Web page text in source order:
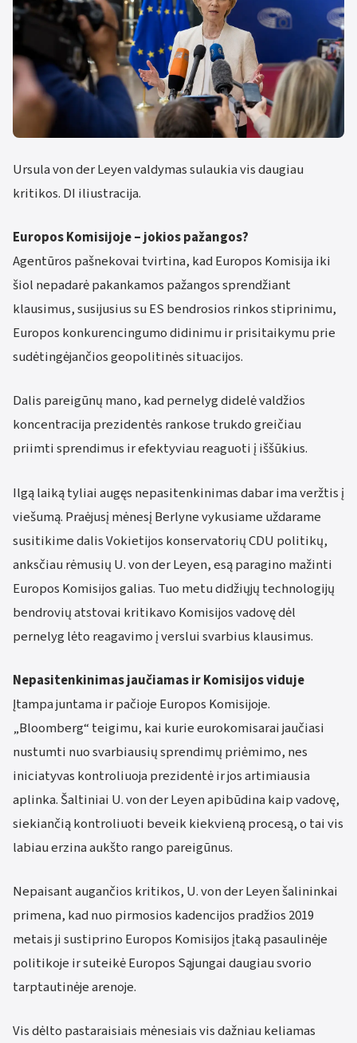
Ursula von der Leyen valdymas sulaukia vis daugiau
kritikos. DI iliustracija.
Europos Komisijoje – jokios pažangos?
Agentūros pašnekovai tvirtina, kad Europos Komisija iki
šiol nepadarė pakankamos pažangos sprendžiant
klausimus, susijusius su ES bendrosios rinkos stiprinimu,
Europos konkurencingumo didinimu ir prisitaikymu prie
sudėtingėjančios geopolitinės situacijos.
Dalis pareigūnų mano, kad pernelyg didelė valdžios
koncentracija prezidentės rankose trukdo greičiau
priimti sprendimus ir efektyviau reaguoti į iššūkius.
Ilgą laiką tyliai augęs nepasitenkinimas dabar ima veržtis į
viešumą. Praėjusį mėnesį Berlyne vykusiame uždarame
susitikime dalis Vokietijos konservatorių CDU politikų,
anksčiau rėmusių U. von der Leyen, esą paragino mažinti
Europos Komisijos galias. Tuo metu didžiųjų technologijų
bendrovių atstovai kritikavo Komisijos vadovę dėl
pernelyg lėto reagavimo į verslui svarbius klausimus.
Nepasitenkinimas jaučiamas ir Komisijos viduje
Įtampa juntama ir pačioje Europos Komisijoje.
„Bloomberg“ teigimu, kai kurie eurokomisarai jaučiasi
nustumti nuo svarbiausių sprendimų priėmimo, nes
iniciatyvas kontroliuoja prezidentė ir jos artimiausia
aplinka. Šaltiniai U. von der Leyen apibūdina kaip vadovę,
siekiančią kontroliuoti beveik kiekvieną procesą, o tai vis
labiau erzina aukšto rango pareigūnus.
Nepaisant augančios kritikos, U. von der Leyen šalininkai
primena, kad nuo pirmosios kadencijos pradžios 2019
metais ji sustiprino Europos Komisijos įtaką pasaulinėje
politikoje ir suteikė Europos Sąjungai daugiau svorio
tarptautinėje arenoje.
Vis dėlto pastaraisiais mėnesiais vis dažniau keliamas